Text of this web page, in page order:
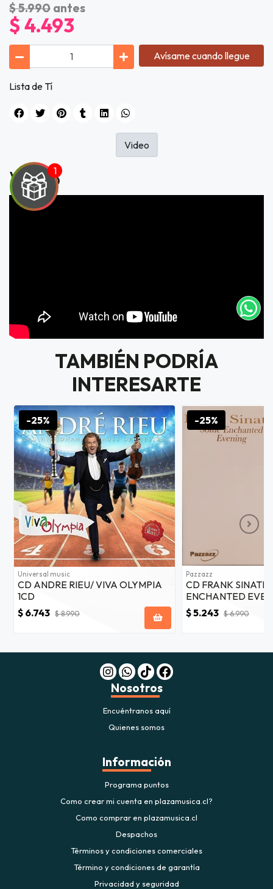
JUGAR
$ 5.990 antes
$ 4.493
Avísame cuando llegue
Lista de Tí
Video
Video
TAMBIÉN PODRÍA
INTERESARTE
-25%
Universal music
CD ANDRE RIEU/ VIVA OLYMPIA
1CD
$ 6.743 $ 8.990
-25%
Pazzazz
CD FRANK
ENCHANTED
$ 5.243 $ 6.990
Nosotros
Encuéntranos aquí
Quienes somos
Información
Programa puntos
Como crear mi cuenta en plazamusica.cl?
Como comprar en plazamusica.cl
Despachos
Términos y condiciones comerciales
Término y condiciones de garantía
Privacidad y seguridad